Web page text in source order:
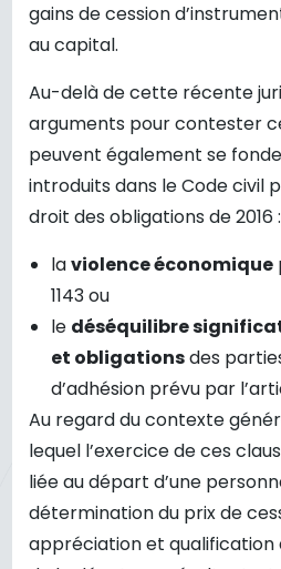
gains de cession
au capital.
Au-delà de cette récente
arguments pour contester
peuvent également se
introduits dans le Code civil
droit des obligations de 2016 :
laviolence économique
1143 ou
le déséquilibre
et obligationsdes
d’adhésion prévu par
Au regard du contexte
lequel l’exercice de ces
liée au départ d’une
détermination du prix de
appréciation et qualification